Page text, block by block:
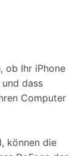
ob Ihr iPhone
dass
Computer
können die